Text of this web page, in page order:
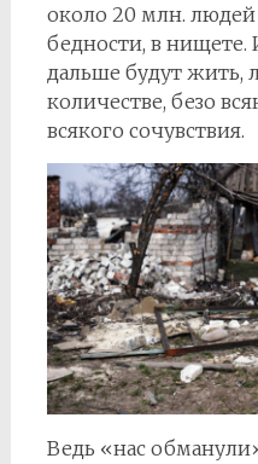
около 20 млн.
бедности, в нищете.
дальше будут жить,
количестве, безо
всякого сочувствия.
Ведь «нас